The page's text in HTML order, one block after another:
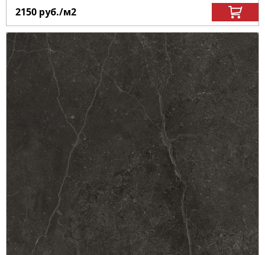
2150 руб./м2